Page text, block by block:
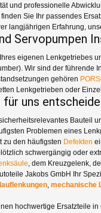
und professionelle
Sie Ihr passendes
langjährigen Erfahrung,
Servopumpen
eigenen Lenkgetriebes
Wir sind der führende
gehören
Lenkgetrieben oder
für uns
Bauteil
Problemen eines
zu den häufigsten Defekten
schwergängig oder
, dem Kreuzgelenk,
Jakobs GmbH Ihr
, mechanische
hochwertige Ersatzteile